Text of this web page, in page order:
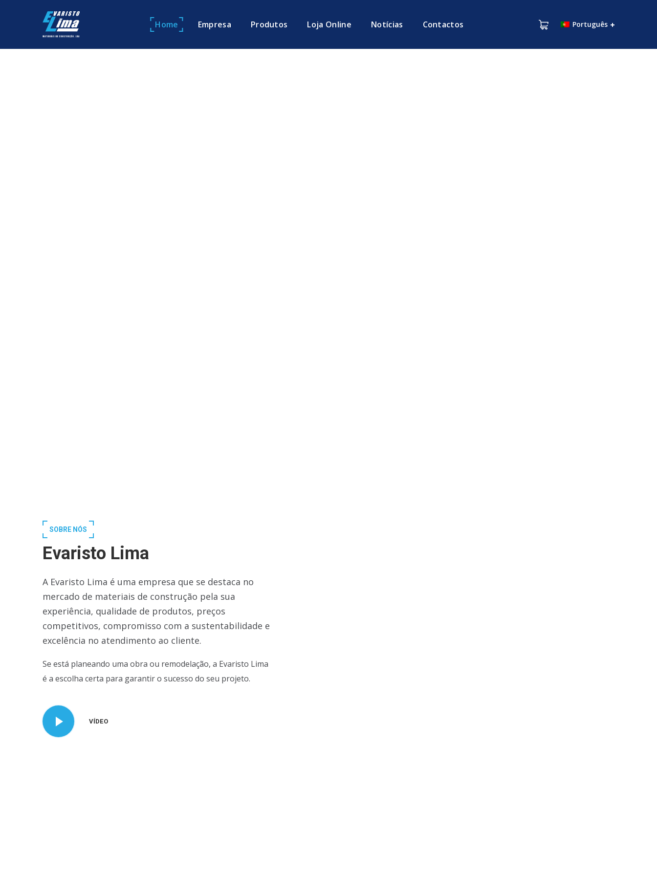
Home Empresa Produtos Loja Online Notícias Contactos Português
SOBRE NÓS
Evaristo Lima
A Evaristo Lima é uma empresa que se destaca no
mercado de materiais de construção pela sua
experiência, qualidade de produtos, preços
competitivos, compromisso com a sustentabilidade e
excelência no atendimento ao cliente.
Se está planeando uma obra ou remodelação, a Evaristo Lima
é a escolha certa para garantir o sucesso do seu projeto.
VÍDEO